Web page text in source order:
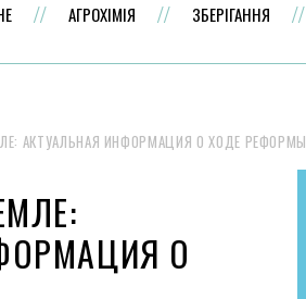
АГРОХІМІЯ ЗБЕРІГАННЯ
АКТУАЛЬНАЯ ИНФОРМАЦИЯ О ХОДЕ РЕФОРМЫ
О